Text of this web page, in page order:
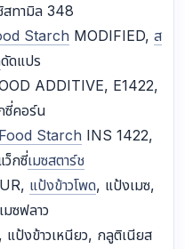
สทามิล 348
Starch MODIFIED, ส
ดัดแปร
ADDITIVE, E1422,
ซี่คอร์น
Food Starch INS 1422,
ว็กซี่เมซสตาร์ช
แป้งข้าวโพด, แป้งเมซ,
ซฟลาว
ป้งข้าวเหนียว, กลูติเนียส